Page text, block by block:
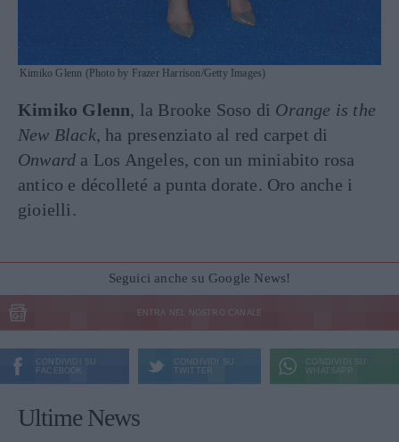
Kimiko Glenn (Photo by Frazer Harrison/Getty Images)
Kimiko Glenn, la Brooke Soso di Orange is the
New Black, ha presenziato al red carpet di
Onward a Los Angeles, con un miniabito rosa
antico e décolleté a punta dorate. Oro anche i
gioielli.
Seguici anche su Google News!
ENTRA NEL NOSTRO CANALE
CONDIVIDI SU
FACEBOOK
CONDIVIDI SU
TWITTER
CONDIVIDI SU
WHATSAPP
Ultime News